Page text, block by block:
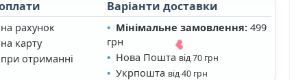
рахунок
карту
отриманні
Варіанти доставки
Мінімальне замовлення:499
грн
Нова Пошта від 70 грн
Укрпошта від 40 грн